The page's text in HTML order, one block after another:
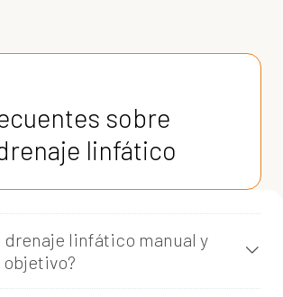
drenaje linfático manual y
objetivo?
sobre
linfático